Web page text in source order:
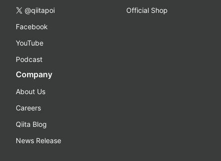
@qiitapoi
Facebook
YouTube
Podcast
Official Shop
Company
About Us
Careers
Qiita Blog
News Release